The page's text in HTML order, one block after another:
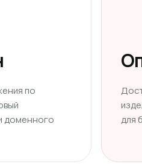
по
доменного
для